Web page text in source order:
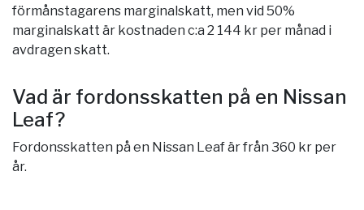
förmånstagarens marginalskatt, men vid 50%
marginalskatt är kostnaden c:a 2 144 kr per månad i
avdragen skatt.
Vad är fordonsskatten på en Nissan
Leaf?
Fordonsskatten på en Nissan Leaf är från 360 kr per
år.